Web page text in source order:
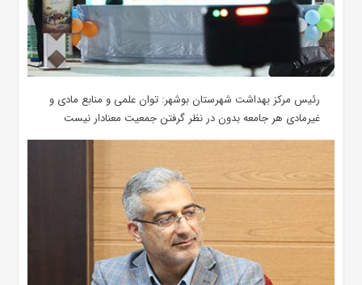
رئیس مرکز بهداشت شهرستان بوشهر: توان علمی و منابع مادی و
غیرمادی هر جامعه بدون در نظر گرفتن جمعیت معنادار نیست